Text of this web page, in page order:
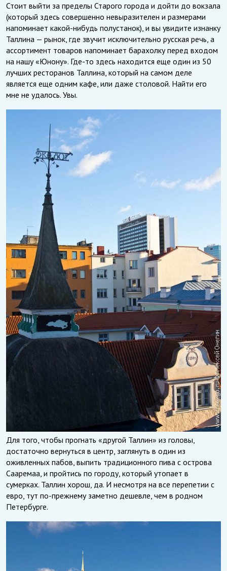
Стоит выйти за пределы Старого города и дойти до вокзала
(который здесь совершенно невыразителен и размерами
напоминает какой-нибудь полустанок), и вы увидите изнанку
Таллина — рынок, где звучит исключительно русская речь, а
ассортимент товаров напоминает барахолку перед входом
на нашу «Юнону». Где-то здесь находится еще один из 50
лучших ресторанов Таллина, который на самом деле
является еще одним кафе, или даже столовой. Найти его
мне не удалось. Увы.
Для того, чтобы прогнать «другой Таллин» из головы,
достаточно вернуться в центр, заглянуть в один из
оживленных пабов, выпить традиционного пива с острова
Сааремаа, и пройтись по городу, который утопает в
сумерках. Таллин хорош, да. И несмотря на все перепетии с
евро, тут по-прежнему заметно дешевле, чем в родном
Петербурге.